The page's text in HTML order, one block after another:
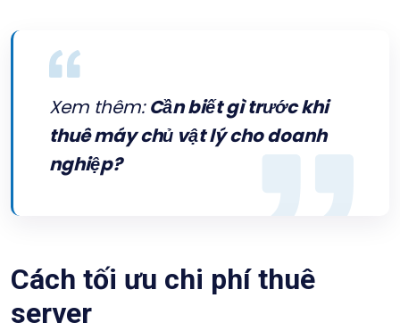
Xem thêm:Cần biết gì trước khi
thuê máy chủ vật lý cho doanh
nghiệp?
Cách tối ưu chi phí thuê
server